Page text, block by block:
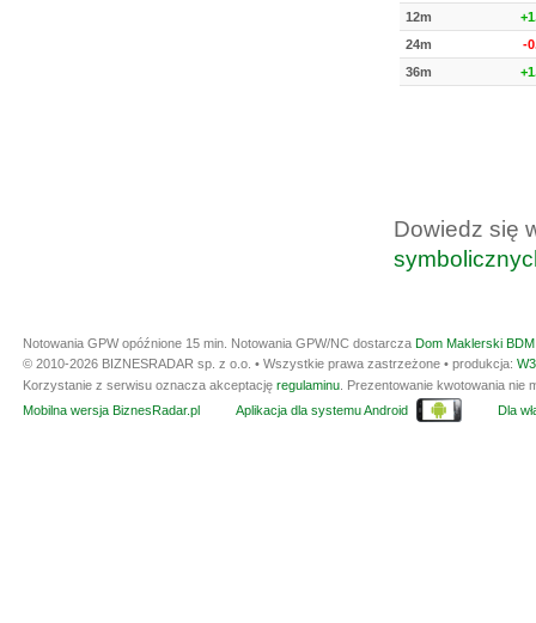
12m
24m
-
36m
Dowiedz się
Notowania GPW opóźnione 15 min. Notowania GPW/NC dostarcza Dom Maklerski
© 2010-2026 BIZNESRADAR sp. z o.o. • Wszystkie prawa zastrzeżone • produkcja:
Korzystanie z serwisu oznacza akceptację regulaminu . Prezentowanie kwotowania
Mobilna wersja BiznesRadar.pl
Aplikacja dla systemu Android Dla